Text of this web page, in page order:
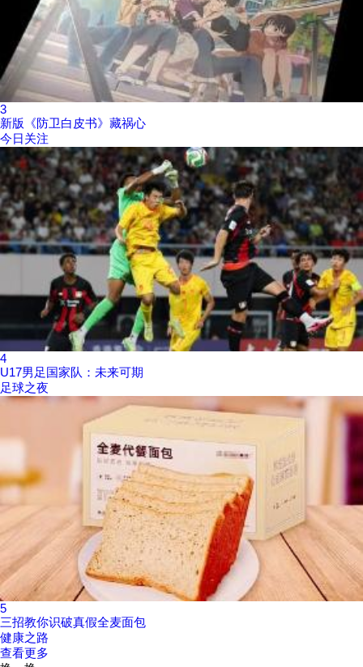
3
新版《防卫白皮书》藏祸心
今日关注
4
U17男足国家队：未来可期
足球之夜
5
三招教你识破真假全麦面包
健康之路
查看更多